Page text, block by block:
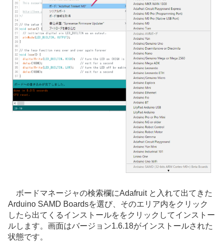
ボードマネージャの検索欄にAdafruit と入れて出てきた
Arduino SAMD Boardsを選び、そのエリア内をクリック
したら出てくるインストールををクリックしてインストー
ルします。画面はバージョン1.6.18がインストールされた
状態です。